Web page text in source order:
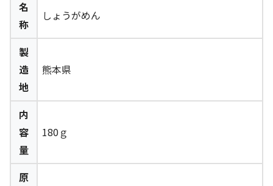
名
称
しょうがめん
製
造
地
熊本県
内
容
量
180ｇ
原